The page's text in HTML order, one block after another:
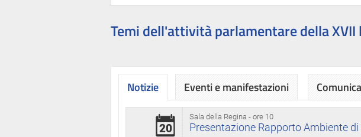
Temi dell'attività parlamentare della
Notizie
Sala della Regina - ore 10
20 Presentazione Rapporto Ambiente
Eventi e manifestazioni